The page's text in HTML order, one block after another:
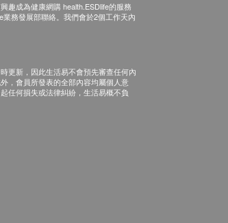
趣成為健康網購 health.ESDlife的服務
務發展部聯絡。我們會於2個工作天內
更新，因此生活易不會預先審查任何內
，會員所發表的全部內容均屬個人意
任何損失或法律糾紛，生活易概不負